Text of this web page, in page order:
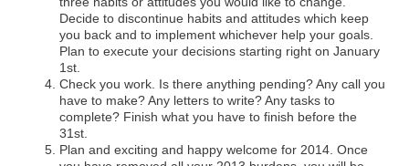
Decide to discontinue habits and attitudes which keep
you back and to implement whichever help your goals.
Plan to execute your decisions starting right on January
1st.
Check you work. Is there anything pending? Any call you
have to make? Any letters to write? Any tasks to
complete? Finish what you have to finish before the
31st.
Plan and exciting and happy welcome for 2014. Once